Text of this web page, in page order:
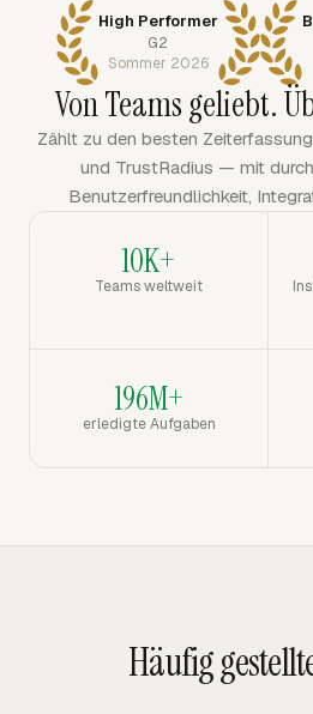
High Performer
G2
Sommer 2026
Von Teams geliebt.
Zählt zu den besten
und TrustRadius — mit
Benutzerfreundlichkeit,
10K+
Teams weltweit
196M+
erledigte Aufgaben
Häufig